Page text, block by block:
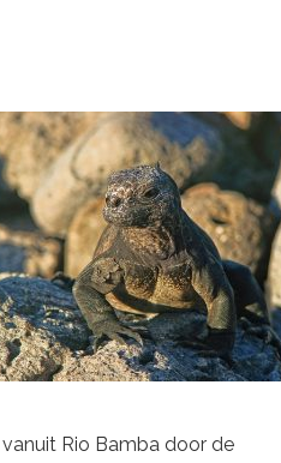
Rio Bamba door de